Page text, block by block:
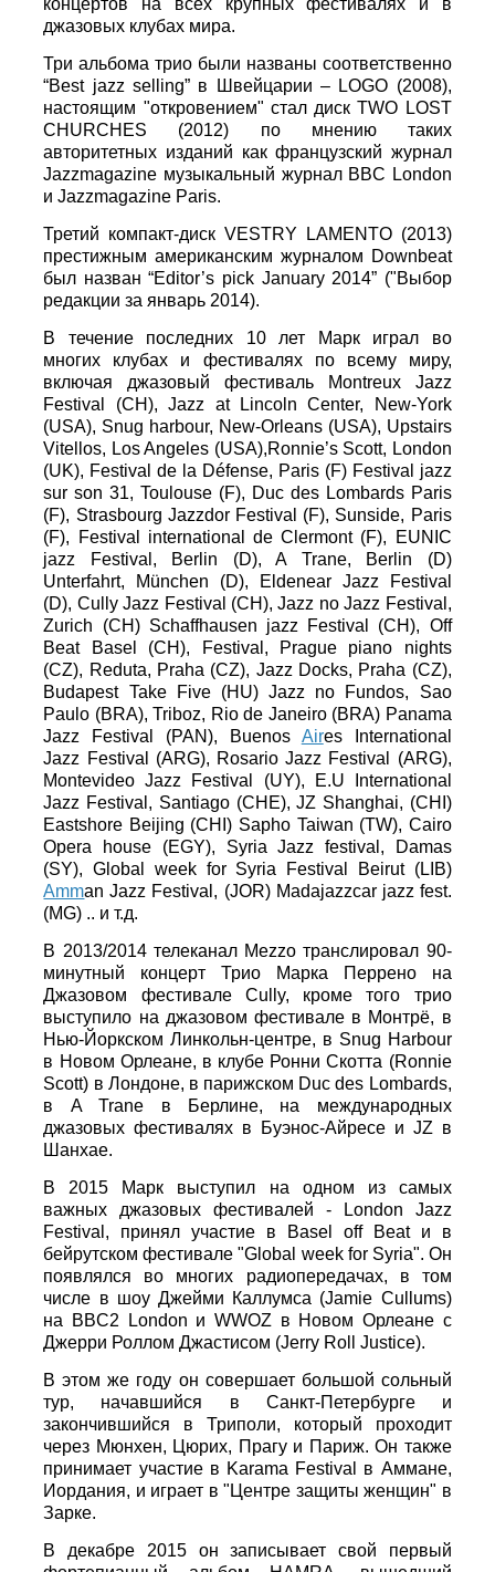
концертов на всех крупных фестивалях и в
джазовых клубах мира.
Три альбома трио были названы соответственно
“Best jazz selling” в Швейцарии – LOGO (2008),
настоящим "откровением" стал диск TWO LOST
CHURCHES (2012) по мнению таких
авторитетных изданий как французский журнал
Jazzmagazine музыкальный журнал BBC London
и Jazzmagazine Paris.
Третий компакт-диск VESTRY LAMENTO (2013)
престижным американским журналом Downbeat
был назван “Editor’s pick January 2014” ("Выбор
редакции за январь 2014).
В течение последних 10 лет Марк играл во
многих клубах и фестивалях по всему миру,
включая джазовый фестиваль Montreux Jazz
Festival (CH), Jazz at Lincoln Center, New-York
(USA), Snug harbour, New-Orleans (USA), Upstairs
Vitellos, Los Angeles (USA),Ronnie’s Scott, London
(UK), Festival de la Défense, Paris (F) Festival jazz
sur son 31, Toulouse (F), Duc des Lombards Paris
(F), Strasbourg Jazzdor Festival (F), Sunside, Paris
(F), Festival international de Clermont (F), EUNIC
jazz Festival, Berlin (D), A Trane, Berlin (D)
Unterfahrt, München (D), Eldenear Jazz Festival
(D), Cully Jazz Festival (CH), Jazz no Jazz Festival,
Zurich (CH) Schaffhausen jazz Festival (CH), Off
Beat Basel (CH), Festival, Prague piano nights
(CZ), Reduta, Praha (CZ), Jazz Docks, Praha (CZ),
Budapest Take Five (HU) Jazz no Fundos, Sao
Paulo (BRA), Triboz, Rio de Janeiro (BRA) Panama
Jazz Festival (PAN), Buenos Aires International
Jazz Festival (ARG), Rosario Jazz Festival (ARG),
Montevideo Jazz Festival (UY), E.U International
Jazz Festival, Santiago (CHE), JZ Shanghai, (CHI)
Eastshore Beijing (CHI) Sapho Taiwan (TW), Cairo
Opera house (EGY), Syria Jazz festival, Damas
(SY), Global week for Syria Festival Beirut (LIB)
Amman Jazz Festival, (JOR) Madajazzcar jazz fest.
(MG) .. и т.д.
В 2013/2014 телеканал Mezzo транслировал 90-
минутный концерт Трио Марка Перрено на
Джазовом фестивале Cully, кроме того трио
выступило на джазовом фестивале в Монтрё, в
Нью-Йоркском Линкольн-центре, в Snug Harbour
в Новом Орлеане, в клубе Ронни Скотта (Ronnie
Scott) в Лондоне, в парижском Duc des Lombards,
в A Trane в Берлине, на международных
джазовых фестивалях в Буэнос-Айресе и JZ в
Шанхае.
В 2015 Марк выступил на одном из самых
важных джазовых фестивалей - London Jazz
Festival, принял участие в Basel off Beat и в
бейрутском фестивале "Global week for Syria". Он
появлялся во многих радиопередачах, в том
числе в шоу Джейми Каллумса (Jamie Cullums)
на BBC2 London и WWOZ в Новом Орлеане с
Джерри Роллом Джастисом (Jerry Roll Justice).
В этом же году он совершает большой сольный
тур, начавшийся в Санкт-Петербурге и
закончившийся в Триполи, который проходит
через Мюнхен, Цюрих, Прагу и Париж. Он также
принимает участие в Karama Festival в Аммане,
Иордания, и играет в "Центре защиты женщин" в
Зарке.
В декабре 2015 он записывает свой первый